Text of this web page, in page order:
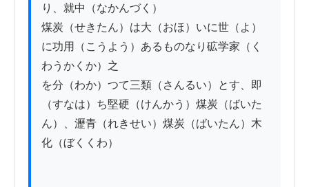
り、就中（なかんづく）
煤炭（せきたん）は大（おほ）いに世（よ）
に功用（こうよう）あるものなり砿学家（く
わうかくか）之
を分（わか）つて三類（さんるい）とす、即
（すなは）ち堅硬（けんかう）煤炭（ばいた
ん）、瀝青（れきせい）煤炭（ばいたん）木
化（ぼくくわ）